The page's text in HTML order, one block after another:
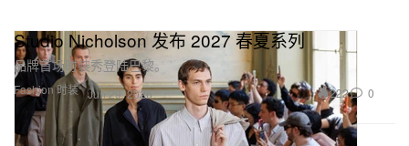
Fashion 时装
Studio Nicholson 发布 2027 春夏系列
品牌首场时装秀登陆巴黎。
Jun 29, 2026 222 0